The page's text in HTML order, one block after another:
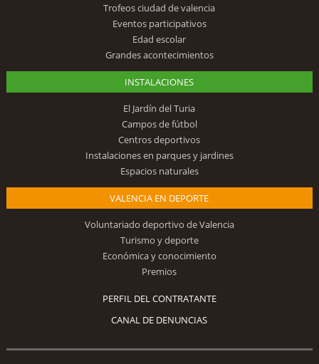
Trofeos ciudad de valencia
Eventos participativos
Edad escolar
Grandes acontecimientos
INSTALACIONES
El Jardín del Turia
Campos de fútbol
Centros deportivos
Instalaciones en parques y jardines
Espacios naturales
VALENCIA EN DEPORTE
Voluntariado deportivo de Valencia
Turismo y deporte
Económica y conocimiento
Premios
PERFIL DEL CONTRATANTE
CANAL DE DENUNCIAS